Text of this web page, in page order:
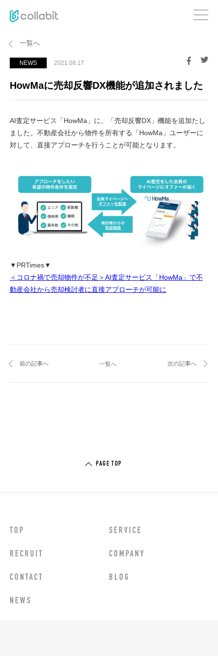
一覧へ
NEWS 2021.08.17
HowMaに売却反響DX機能が追加されました
AI査定サービス「HowMa」に、「売却反響DX」機能を追加たし
ました。不動産会社から物件を所有する「HowMa」ユーザーに
対して、直接アプローチを行うことが可能となります。
▼PRTimes▼
＜コロナ禍で売却物件が不足＞AI査定サービス「HowMa」で不
動産会社から売却検討者に直接アプローチが可能に
前の記事へ 一覧へ 次の記事へ
PAGE TOP
TOP SERVICE
RECRUIT COMPANY
CONTACT BLOG
NEWS